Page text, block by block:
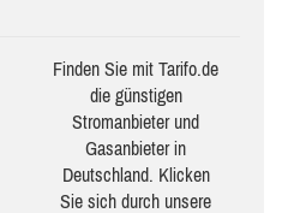
Finden Sie mit Tarifo.de
die güns­ti­gen
Stromanbieter und
Gasanbieter in
Deutschland. Klicken
Sie sich durch unsere